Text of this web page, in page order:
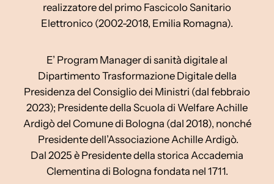
realizzatore del primo Fascicolo Sanitario
Elettronico (2002-2018, Emilia Romagna).
E’ Program Manager di sanità digitale al
Dipartimento Trasformazione Digitale della
Presidenza del Consiglio dei Ministri (dal febbraio
2023); Presidente della Scuola di Welfare Achille
Ardigò del Comune di Bologna (dal 2018), nonché
Presidente dell’Associazione Achille Ardigò.
Dal 2025 è Presidente della storica Accademia
Clementina di Bologna fondata nel 1711.